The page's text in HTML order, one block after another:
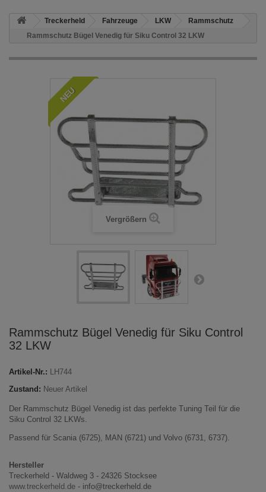
Treckerheld Fahrzeuge LKW
Rammschutz
Rammschutz Bügel Venedig für Siku Control 32 LKW
NEU
Vergrößern
Rammschutz Bügel Venedig für Siku Control
32 LKW
Artikel-Nr.: LH744
Zustand: Neuer Artikel
Der Rammschutz Bügel Venedig ist das perfekte Tuning Teil für die
Siku Control 32 LKWs.
Passend für Scania (6725), MAN (6721) und Volvo (6731, 6737).
Hersteller
Treckerheld - Waldweg 3 - 24326 Stocksee
www.treckerheld.de - info@treckerheld.de